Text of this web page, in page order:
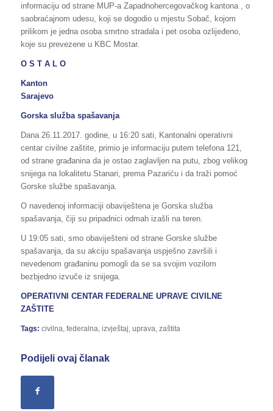
informaciju od strane MUP-a Zapadnohercegovačkog kantona , o
saobraćajnom udesu, koji se dogodio u mjestu Sobač, kojom
prilikom je jedna osoba smrtno stradala i pet osoba ozlijeđeno,
koje su prevezene u KBC Mostar.
O S T A L O
Kanton
Sarajevo
Gorska služba spašavanja
Dana 26.11.2017. godine, u 16:20 sati, Kantonalni operativni
centar civilne zaštite, primio je informaciju putem telefona 121,
od strane građanina da je ostao zaglavljen na putu, zbog velikog
snijega na lokalitetu Stanari, prema Pazariću i da traži pomoć
Gorske službe spašavanja.
O navedenoj informaciji obaviještena je Gorska služba
spašavanja, čiji su pripadnici odmah izašli na teren.
U 19:05 sati, smo obaviješteni od strane Gorske službe
spašavanja, da su akciju spašavanja uspješno završili i
nevedenom građaninu pomogli da se sa svojim vozilom
bezbjedno izvuče iz snijega.
OPERATIVNI CENTAR FEDERALNE UPRAVE CIVILNE
ZAŠTITE
Tags: civilna federalna izvještaj uprava zaštita
Podijeli ovaj članak